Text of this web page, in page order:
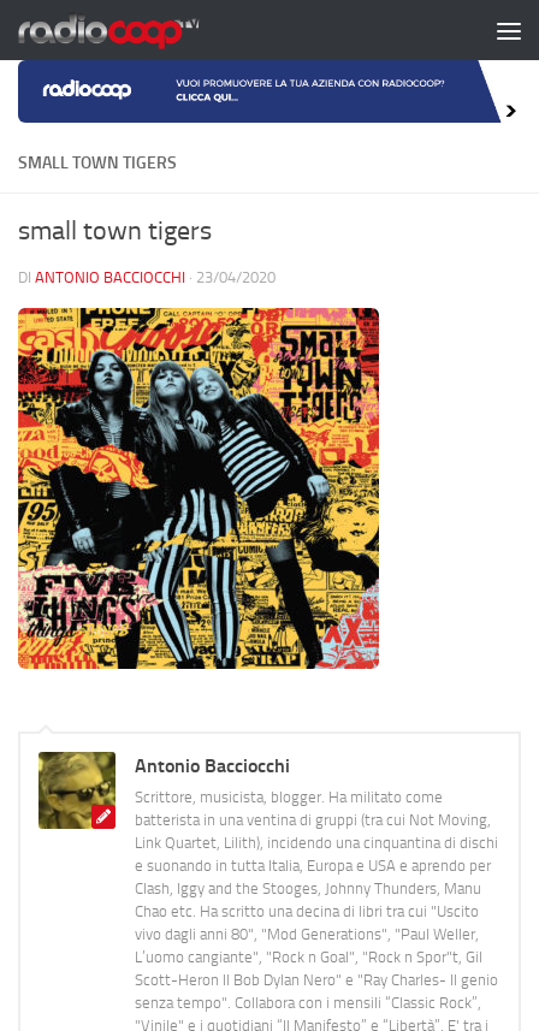
Salta al contenuto
SMALL TOWN TIGERS
small town tigers
DI ANTONIO BACCIOCCHI · 23/04/2020
Antonio Bacciocchi
Scrittore, musicista, blogger. Ha militato come
batterista in una ventina di gruppi (tra cui Not Moving,
Link Quartet, Lilith), incidendo una cinquantina di dischi
e suonando in tutta Italia, Europa e USA e aprendo per
Clash, Iggy and the Stooges, Johnny Thunders, Manu
Chao etc. Ha scritto una decina di libri tra cui "Uscito
vivo dagli anni 80", "Mod Generations", "Paul Weller,
L’uomo cangiante", "Rock n Goal", "Rock n Spor"t, Gil
Scott-Heron Il Bob Dylan Nero" e "Ray Charles- Il genio
senza tempo". Collabora con i mensili “Classic Rock”,
"Vinile" e i quotidiani “Il Manifesto” e “Libertà”. E' tra i